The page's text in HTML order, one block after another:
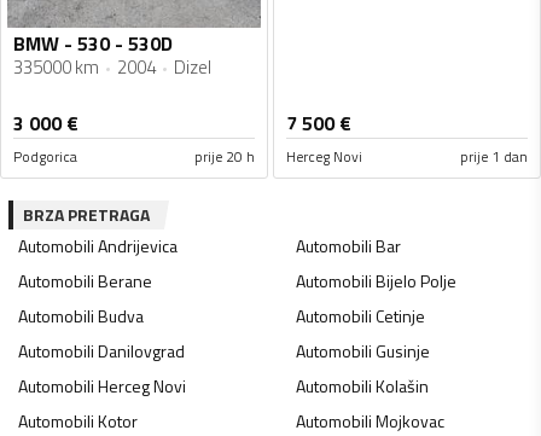
BMW - 530 - 530D
335000 km 2004 Dizel
3 000€
Podgorica prije 20 h
7 500€
Herceg Novi prije 1 dan
BRZA PRETRAGA
AutomobiliAndrijevica AutomobiliBar
AutomobiliBerane AutomobiliBijelo Polje
AutomobiliBudva AutomobiliCetinje
AutomobiliDanilovgrad AutomobiliGusinje
AutomobiliHerceg Novi AutomobiliKolašin
AutomobiliKotor AutomobiliMojkovac